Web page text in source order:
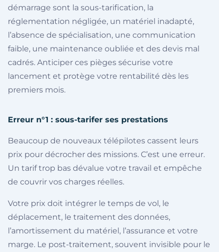
démarrage sont la sous-tarification, la
réglementation négligée, un matériel inadapté,
l’absence de spécialisation, une communication
faible, une maintenance oubliée et des devis mal
cadrés. Anticiper ces pièges sécurise votre
lancement et protège votre rentabilité dès les
premiers mois.
Erreur n°1 : sous-tarifer ses prestations
Beaucoup de nouveaux télépilotes cassent leurs
prix pour décrocher des missions. C’est une erreur.
Un tarif trop bas dévalue votre travail et empêche
de couvrir vos charges réelles.
Votre prix doit intégrer le temps de vol, le
déplacement, le traitement des données,
l’amortissement du matériel, l’assurance et votre
marge. Le post-traitement, souvent invisible pour le